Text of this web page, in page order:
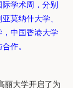
学术周，分别
莫纳什大学、
中国香港大学
作。
丽大学开启了为